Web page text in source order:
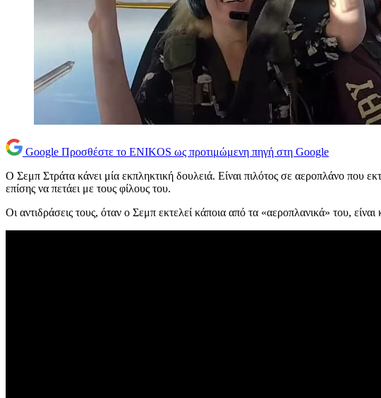
Google Προσθέστε το ENIKOS ως προτιμώμενη πηγή στη Google
Ο Σεμπ Στράτα κάνει μία εκπληκτική δουλειά. Είναι πιλότος σε αεροπλάνο που
επίσης να πετάει με τους φίλους του.
Οι αντιδράσεις τους, όταν ο Σεμπ εκτελεί κάποια από τα «αεροπλανικά» του,